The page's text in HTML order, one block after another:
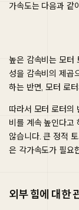
가속도는 다음과 같
높은 감속비는 모터
성을 감속비의 제곱
하는 반면, 모터 로
따라서 모터 로터의
비를 계속 높인다고
않습니다. 큰 정적
은 각가속도가 필요
외부 힘에 대한